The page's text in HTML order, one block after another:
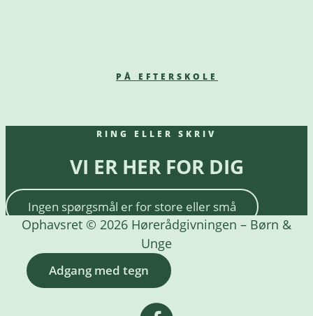
PÅ EFTERSKOLE
RING ELLER SKRIV
VI ER HER FOR DIG
Ingen spørgsmål er for store eller små
Ophavsret © 2026 Hørerådgivningen – Børn &
Unge